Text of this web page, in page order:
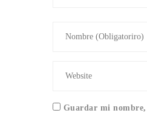
Guardar mi nombre,